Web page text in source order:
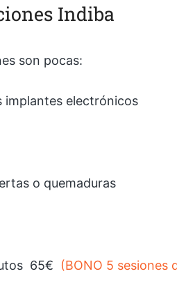
Indiba
son pocas:
implantes electrónicos
o quemaduras
65€ (BONO 5